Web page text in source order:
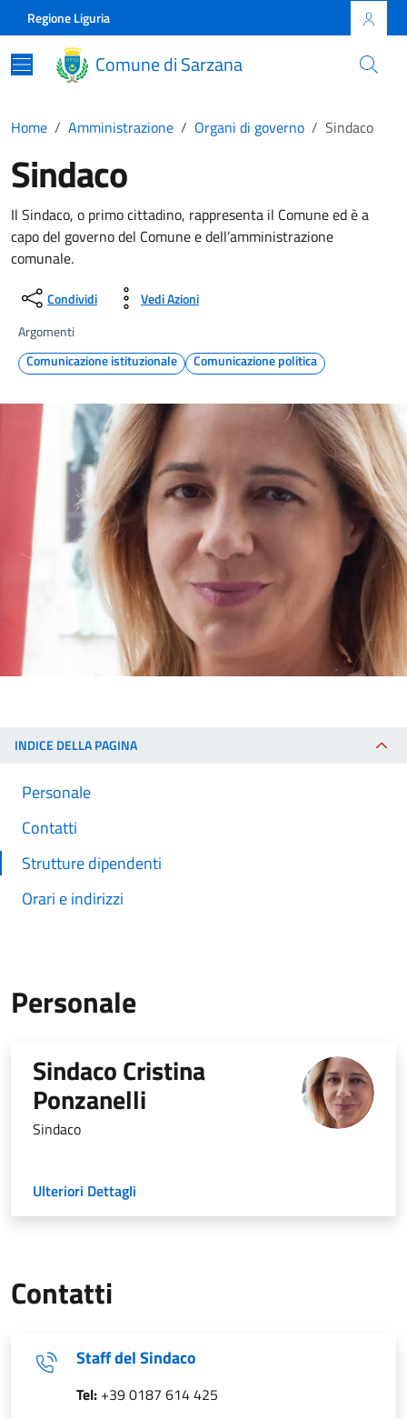
Skip to main content
Comune di Sarzana
Regione Liguria
Comune di Sarzana
Home Amministrazione Organi di governo Sindaco
Sindaco
Il Sindaco, o primo cittadino, rappresenta il Comune ed è a
capo del governo del Comune e dell’amministrazione
comunale.
Condividi
Vedi Azioni
Argomenti
Comunicazione istituzionale
Comunicazione politica
INDICE DELLA PAGINA
Personale
Contatti
Strutture dipendenti
Orari e indirizzi
Personale
Sindaco Cristina
Ponzanelli
Sindaco
Ulteriori Dettagli
Contatti
Staff del Sindaco
Tel: +39 0187 614 425